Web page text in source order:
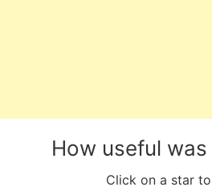
How useful
Click on a star